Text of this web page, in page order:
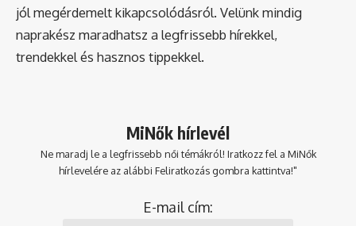
jól megérdemelt kikapcsolódásról. Velünk mindig
naprakész maradhatsz a legfrissebb hírekkel,
trendekkel és hasznos tippekkel.
MiNők hírlevél
Ne maradj le a legfrissebb női témákról! Iratkozz fel a MiNők
hírlevelére az alábbi Feliratkozás gombra kattintva!"
E-mail cím: